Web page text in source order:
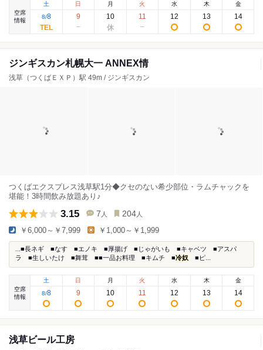
空席
情報
土
8/8
日
9
月
10
火
11
水
12
木
13
金
14
ジンギスカン札幌大一 ANNEX情
浅草（つくばＥＸＰ）駅 49m / ジンギスカン
つくばエクスプレス浅草駅1分◆クセのない希少部位・ラムチャックを
堪能！3時間飲み放題あり♪
3.15 7 人 204 人
￥6,000～￥7,999 ￥1,000～￥1,999
...■長ネギ ■なす ■エノキ ■厚揚げ ■じゃがいも ■キャベツ ■アスパ
ラ ■生しいたけ ■舞茸 ■■一品お料理 ■キムチ ■冷奴 ■ピ...
空席
情報
土
8/8
日
9
月
10
火
11
水
12
木
13
金
14
浅草ビール工房